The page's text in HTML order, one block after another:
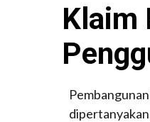
Klaim